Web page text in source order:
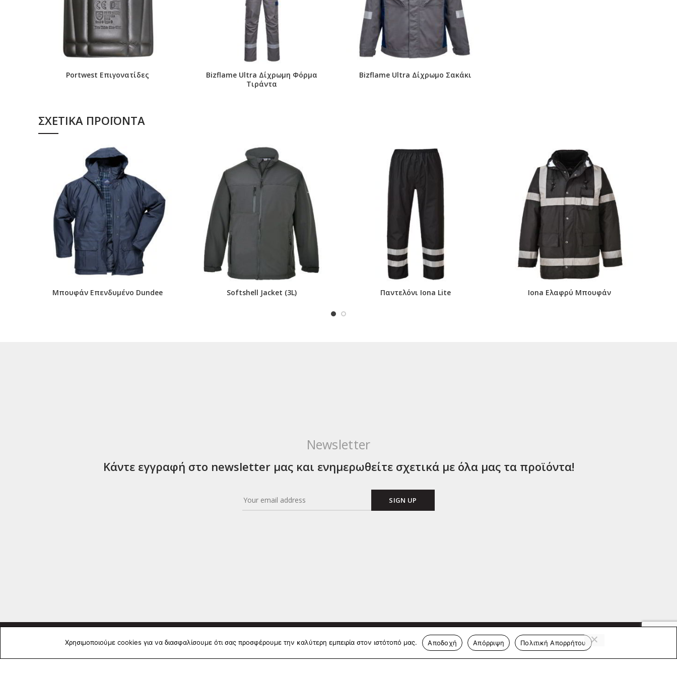
Portwest Επιγονατίδες
Bizflame Ultra Δίχρωμη Φόρμα
Τιράντα
Bizflame Ultra Δίχρωμο Σακάκι
ΣΧΕΤΙΚΆ ΠΡΟΪΌΝΤΑ
Μπουφάν Επενδυμένο Dundee Softshell Jacket (3L) Παντελόνι Iona Lite Iona Ελαφρύ Μπουφάν
Newsletter
Κάντε εγγραφή στο newsletter μας και ενημερωθείτε σχετικά με όλα μας τα προϊόντα!
ΣΧΕΤΙΚΑ ΠΛΗΡΟΦΟΡΙΕΣ ΕΠΙΚΟΙΝΩΝΊΑ
Χρησιμοποιούμε cookies για να διασφαλίσουμε ότι σας προσφέρουμε την καλύτερη εμπειρία στον ιστότοπό μας. Αποδοχή Απόρριψη Πολιτική Απορρήτου